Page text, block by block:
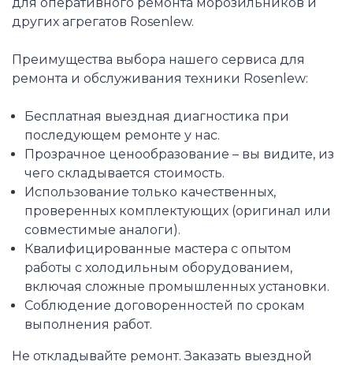
других агрегатов Rosenlew.
Преимущества выбора нашего сервиса для
ремонта и обслуживания техники Rosenlew:
Бесплатная выездная диагностика при
последующем ремонте у нас.
Прозрачное ценообразование – вы видите, из
чего складывается стоимость.
Использование только качественных,
проверенных комплектующих (оригинал или
совместимые аналоги).
Квалифицированные мастера с опытом
работы с холодильным оборудованием,
включая сложные промышленных установки.
Соблюдение договоренностей по срокам
выполнения работ.
Не откладывайте ремонт. Заказать выездной